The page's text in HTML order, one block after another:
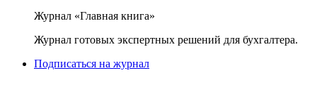
Журнал «Главная книга»
Журнал готовых экспертных решений для бухгалтера.
Подписаться на журнал